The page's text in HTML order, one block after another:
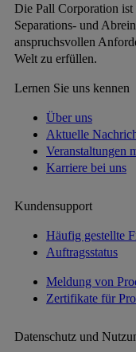
Die Pall Corporation ist
Separations- und
anspruchsvollen
Welt zu erfüllen.
Lernen Sie uns kennen
Über uns
Aktuelle
Veranstaltungen
Karriere bei uns
Kundensupport
Häufig gestellte
Auftragsstatus
Meldung von
Zertifikate für
Datenschutz und